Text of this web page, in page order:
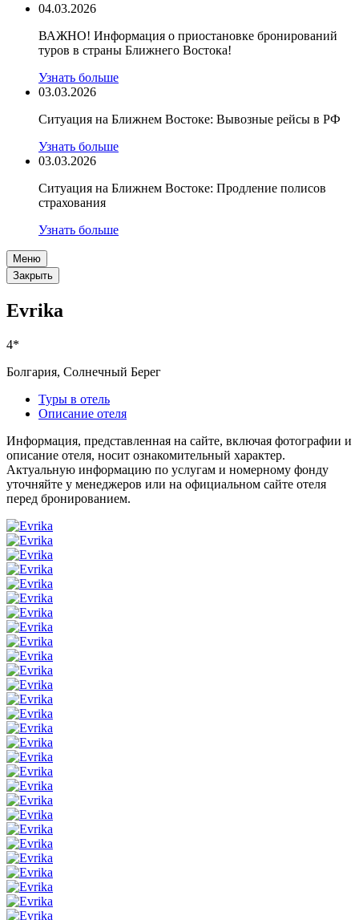
04.03.2026
ВАЖНО! Информация о приостановке бронирований
туров в страны Ближнего Востока!
Узнать больше
03.03.2026
Ситуация на Ближнем Востоке: Вывозные рейсы в РФ
Узнать больше
03.03.2026
Ситуация на Ближнем Востоке: Продление полисов
страхования
Узнать больше
Меню
Закрыть
Evrika
4*
Болгария, Солнечный Берег
Туры в отель
Описание отеля
Информация, представленная на сайте, включая фотографии и
описание отеля, носит ознакомительный характер.
Актуальную информацию по услугам и номерному фонду
уточняйте у менеджеров или на официальном сайте отеля
перед бронированием.